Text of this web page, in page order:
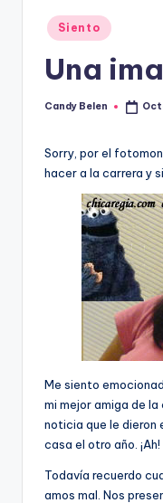
Posted
in
Siento
Una
Posted
Candy Belen
Sorry, por el
hacer a la carrera y
Me siento
mi mejor amiga de
noticia que le dieron
casa el otro año.
Todaví­a recuerdo
amos mal. Nos